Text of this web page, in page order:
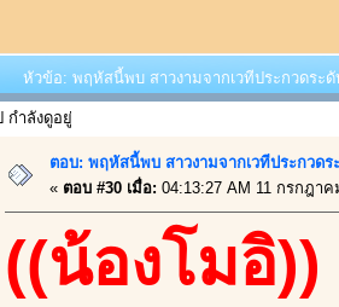
หัวข้อ: พฤหัสนี้พบ สาวงามจากเวทีประกวดระ
กำลังดูอยู่
ตอบ: พฤหัสนี้พบ สาวงามจากเวทีประกวด
« ตอบ #30 เมื่อ: 04:13:27 AM 11 กรกฎาค
((น้องโมอิ))